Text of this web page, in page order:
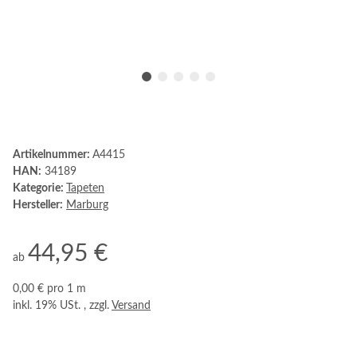
Artikelnummer: A4415
HAN: 34189
Kategorie:
Tapeten
Hersteller: Marburg
ab 44,95 €
0,00 € pro 1 m
inkl. 19% USt. , zzgl. Versand